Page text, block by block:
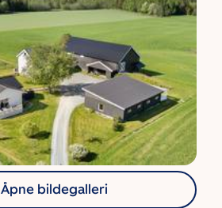
Åpne bildegalleri